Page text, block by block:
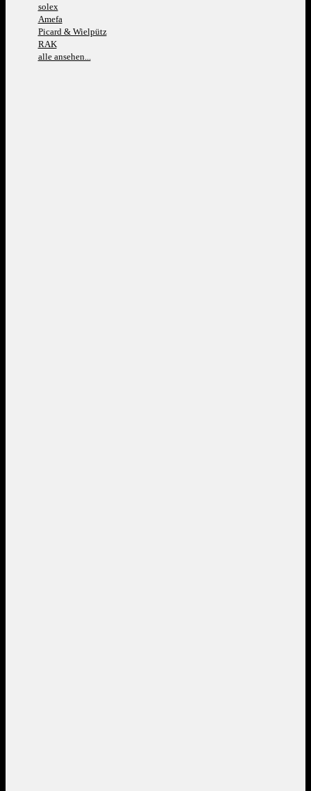
solex
Amefa
Picard & Wielpütz
RAK
alle ansehen...